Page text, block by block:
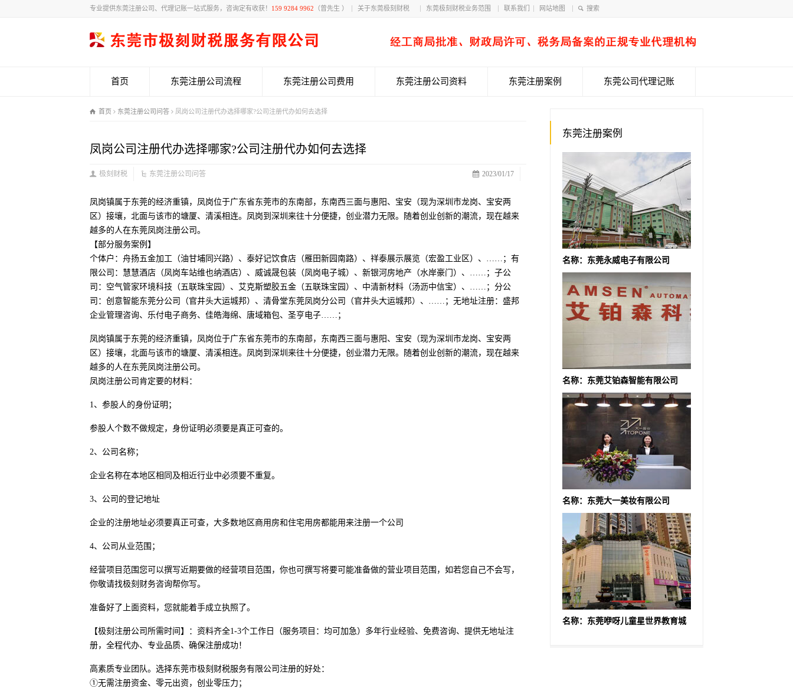
专业提供东莞注册公司、代理记账一站式服务，咨询定有收获！ 159 9284 9962 （曾先生 ） 关于东莞极刻财税 东莞极刻财税业务范围 联系我们 网站地图
首页 东莞注册公司流程 东莞注册公司费用 东莞注册公司资料 东莞注册案例 东莞公司代理记账
首页 东莞注册公司问答 凤岗公司注册代办选择哪家?公司注册代办如何去选择
凤岗公司注册代办选择哪家?公司注册代办如何去选择
2023/01/17
极刻财税 东莞注册公司问答
凤岗镇属于东莞的经济重镇，凤岗位于广东省东莞市的东南部，东南西三面与惠阳、宝安（现为深圳市龙岗、宝安两
区）接壤，北面与该市的塘厦、清溪相连。凤岗到深圳来往十分便捷，创业潜力无限。随着创业创新的潮流，现在越来
越多的人在东莞凤岗注册公司。
【部分服务案例】
个体户：舟扬五金加工（油甘埔同兴路）、泰好记饮食店（雁田新园南路）、祥泰展示展览（宏盈工业区）、……；有
限公司：慧慧酒店（凤岗车站维也纳酒店）、威诚晟包装（凤岗电子城）、新银河房地产（水岸豪门）、……；子公
司：空气管家环境科技（五联珠宝园）、艾克斯塑胶五金（五联珠宝园）、中清新材料（汤沥中信宝）、……；分公
司：创意智能东莞分公司（官井头大运城邦）、清骨堂东莞凤岗分公司（官井头大运城邦）、……；无地址注册：盛邦
企业管理咨询、乐付电子商务、佳皓海绵、唐域箱包、圣亨电子……；
凤岗镇属于东莞的经济重镇，凤岗位于广东省东莞市的东南部，东南西三面与惠阳、宝安（现为深圳市龙岗、宝安两
区）接壤，北面与该市的塘厦、清溪相连。凤岗到深圳来往十分便捷，创业潜力无限。随着创业创新的潮流，现在越来
越多的人在东莞凤岗注册公司。
凤岗注册公司肯定要的材料：
1、参股人的身份证明；
参股人个数不做规定，身份证明必须要是真正可查的。
2、公司名称；
企业名称在本地区相同及相近行业中必须要不重复。
3、公司的登记地址
企业的注册地址必须要真正可查，大多数地区商用房和住宅用房都能用来注册一个公司
4、公司从业范围；
经营项目范围您可以撰写近期要做的经营项目范围，你也可撰写将要可能准备做的营业项目范围，如若您自己不会写，
你敬请找极刻财务咨询帮你写。
准备好了上面资料，您就能着手成立执照了。
【极刻注册公司所需时间】：资料齐全1-3个工作日（服务项目：均可加急）多年行业经验、免费咨询、提供无地址注
册，全程代办、专业品质、确保注册成功！
高素质专业团队。选择东莞市极刻财税服务有限公司注册的好处：
①无需注册资金、零元出资，创业零压力；
东莞注册案例
名称：东莞永威电子有限公司
名称：东莞艾铂森智能有限公司
名称：东莞大一美妆有限公司
名称：东莞咿呀儿童星世界教育城